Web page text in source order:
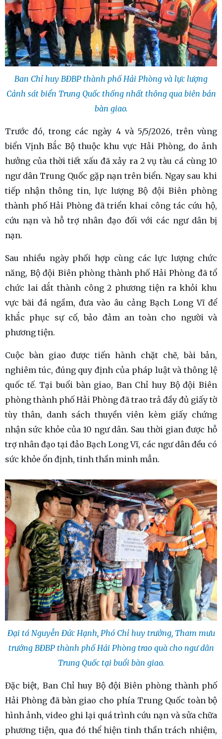
Ban Chỉ huy BĐBP thành phố Hải Phòng và lực lượng
Cảnh sát biển Trung Quốc thống nhất thông qua biên bản
bàn giao.
Trước đó, trong các ngày 4 và 5/5/2026, trên vùng
biển Vịnh Bắc Bộ thuộc khu vực Hải Phòng, do ảnh
hưởng của thời tiết xấu đã xảy ra 2 vụ tàu cá cùng 10
ngư dân Trung Quốc gặp nạn trên biển. Ngay sau khi
tiếp nhận thông tin, lực lượng Bộ đội Biên phòng
thành phố Hải Phòng đã triển khai công tác cứu hộ,
cứu nạn và hỗ trợ nhân đạo đối với các ngư dân bị
nạn.
Sau nhiều ngày phối hợp cùng các lực lượng chức
năng, Bộ đội Biên phòng thành phố Hải Phòng đã tổ
chức lai dắt thành công 2 phương tiện ra khỏi khu
vực bãi đá ngầm, đưa vào âu cảng Bạch Long Vĩ để
khắc phục sự cố, bảo đảm an toàn cho người và
phương tiện.
Cuộc bàn giao được tiến hành chặt chẽ, bài bản,
nghiêm túc, đúng quy định của pháp luật và thông lệ
quốc tế. Tại buổi bàn giao, Ban Chỉ huy Bộ đội Biên
phòng thành phố Hải Phòng đã trao trả đầy đủ giấy tờ
tùy thân, danh sách thuyền viên kèm giấy chứng
nhận sức khỏe của 10 ngư dân. Sau thời gian được hỗ
trợ nhân đạo tại đảo Bạch Long Vĩ, các ngư dân đều có
sức khỏe ổn định, tinh thần minh mẫn.
Đại tá Nguyễn Đức Hạnh, Phó Chỉ huy trưởng, Tham mưu
trưởng BĐBP thành phố Hải Phòng trao quà cho ngư dân
Trung Quốc tại buổi bàn giao.
Đặc biệt, Ban Chỉ huy Bộ đội Biên phòng thành phố
Hải Phòng đã bàn giao cho phía Trung Quốc toàn bộ
hình ảnh, video ghi lại quá trình cứu nạn và sửa chữa
phương tiện, qua đó thể hiện tinh thần trách nhiệm,